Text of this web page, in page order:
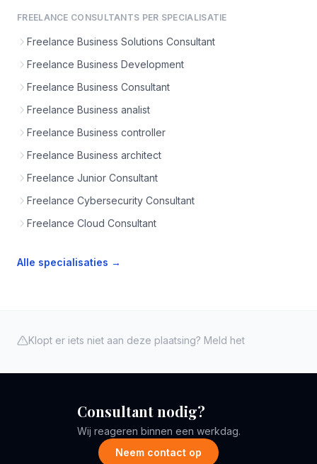
FREELANCE CONSULTANTS PER SPECIALISATIE
Freelance Business Solutions Consultant
Freelance Business Development
Freelance Business Consultant
Freelance Business analist
Freelance Business controller
Freelance Business architect
Freelance Junior Consultant
Freelance Cybersecurity Consultant
Freelance Cloud Consultant
Alle specialisaties →
Klopt er iets niet aan deze plaatsing? Meld het
Consultant nodig?
Wij reageren binnen een werkdag.
Neem contact op